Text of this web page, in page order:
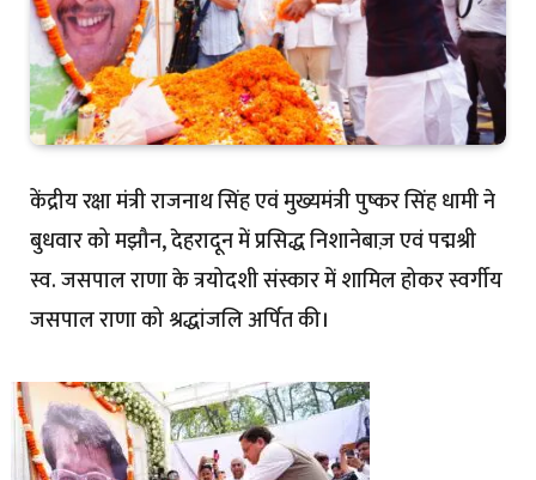
केंद्रीय रक्षा मंत्री राजनाथ सिंह एवं मुख्यमंत्री पुष्कर सिंह धामी ने
बुधवार को मझौन, देहरादून में प्रसिद्ध निशानेबाज़ एवं पद्मश्री
स्व. जसपाल राणा के त्रयोदशी संस्कार में शामिल होकर स्वर्गीय
जसपाल राणा को श्रद्धांजलि अर्पित की।